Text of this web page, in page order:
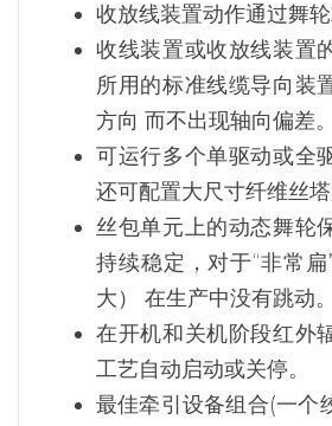
收放线装置动作通过舞轮
收线装置或收放线装置
所用的标准线缆导向装
方向 而不出现轴向偏差。
可运行多个单驱动或全
还可配置大尺寸纤维丝塔
丝包单元上的动态舞轮
持续稳定，对于“非常
大） 在生产中没有跳动。
在开机和关机阶段红外
工艺自动启动或关停。
最佳牵引设备组合(一个